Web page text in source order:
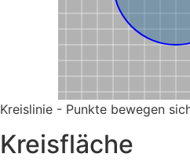
Kreislinie - Punkte bewegen
Kreisfläche